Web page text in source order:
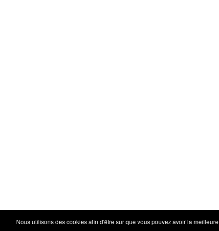
Nous utilisons des cookies afin d'être sûr que vous pouvez avoir la meilleure